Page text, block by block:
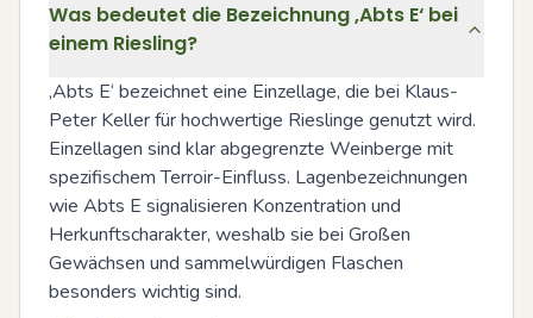
Was bedeutet die Bezeichnung ‚Abts E‘ bei
einem Riesling?
‚Abts E‘ bezeichnet eine Einzellage, die bei Klaus-
Peter Keller für hochwertige Rieslinge genutzt wird.
Einzellagen sind klar abgegrenzte Weinberge mit
spezifischem Terroir-Einfluss. Lagenbezeichnungen
wie Abts E signalisieren Konzentration und
Herkunftscharakter, weshalb sie bei Großen
Gewächsen und sammelwürdigen Flaschen
besonders wichtig sind.